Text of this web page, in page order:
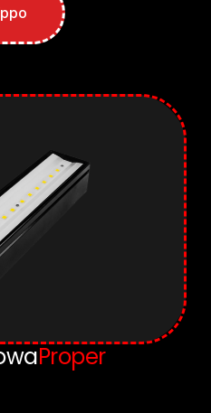
Proper